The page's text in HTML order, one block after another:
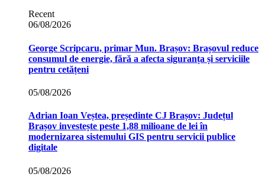
Recent
06/08/2026
George Scripcaru, primar Mun. Brașov: Brașovul reduce
consumul de energie, fără a afecta siguranța și serviciile
pentru cetățeni
05/08/2026
Adrian Ioan Veștea, președinte CJ Brașov: Județul
Brașov investește peste 1,88 milioane de lei în
modernizarea sistemului GIS pentru servicii publice
digitale
05/08/2026